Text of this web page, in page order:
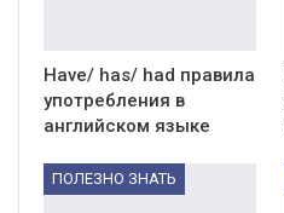
Have/ has/ had правила
употребления в
английском языке
ПОЛЕЗНО ЗНАТЬ